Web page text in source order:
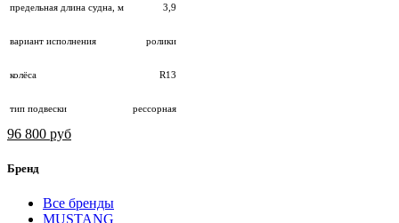
предельная длина судна, м 3,9
вариант исполнения ролики
колёса R13
тип подвески рессорная
96 800 руб
Бренд
Все бренды
MUSTANG